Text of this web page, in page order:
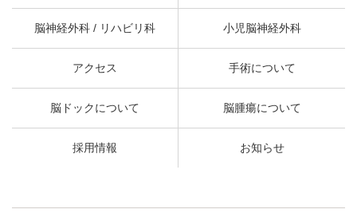
脳神経外科 / リハビリ科 小児脳神経外科
アクセス 手術について
脳ドックについて 脳腫瘍について
採用情報 お知らせ